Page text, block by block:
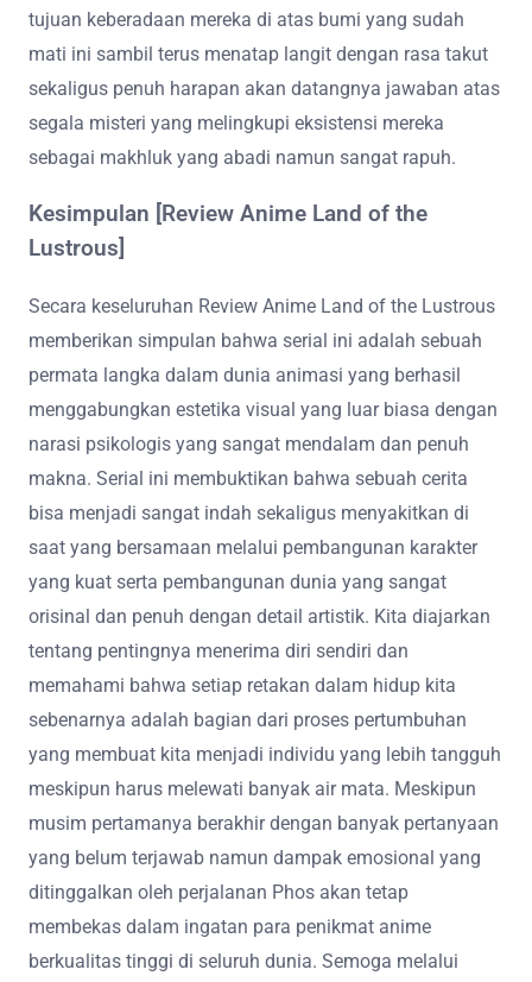
tujuan keberadaan mereka di atas bumi yang sudah
mati ini sambil terus menatap langit dengan rasa takut
sekaligus penuh harapan akan datangnya jawaban atas
segala misteri yang melingkupi eksistensi mereka
sebagai makhluk yang abadi namun sangat rapuh.
Kesimpulan [Review Anime Land of the
Lustrous]
Secara keseluruhan Review Anime Land of the Lustrous
memberikan simpulan bahwa serial ini adalah sebuah
permata langka dalam dunia animasi yang berhasil
menggabungkan estetika visual yang luar biasa dengan
narasi psikologis yang sangat mendalam dan penuh
makna. Serial ini membuktikan bahwa sebuah cerita
bisa menjadi sangat indah sekaligus menyakitkan di
saat yang bersamaan melalui pembangunan karakter
yang kuat serta pembangunan dunia yang sangat
orisinal dan penuh dengan detail artistik. Kita diajarkan
tentang pentingnya menerima diri sendiri dan
memahami bahwa setiap retakan dalam hidup kita
sebenarnya adalah bagian dari proses pertumbuhan
yang membuat kita menjadi individu yang lebih tangguh
meskipun harus melewati banyak air mata. Meskipun
musim pertamanya berakhir dengan banyak pertanyaan
yang belum terjawab namun dampak emosional yang
ditinggalkan oleh perjalanan Phos akan tetap
membekas dalam ingatan para penikmat anime
berkualitas tinggi di seluruh dunia. Semoga melalui